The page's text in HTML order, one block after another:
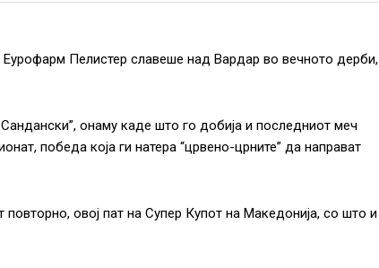
Еурофарм Пелистер славеше над Вардар во вечното дерби,
онаму каде што го добија и последниот меч
победа која ги натера “црвено-црните” да направат
овој пат на Супер Купот на Македонија, со што и